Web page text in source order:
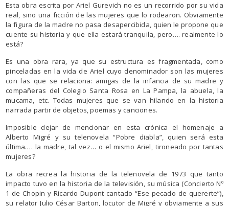
Esta obra escrita por Ariel Gurevich no es un recorrido por su vida
real, sino una ficción de las mujeres que lo rodearon. Obviamente
la figura de la madre no pasa desapercibida, quien le propone que
cuente su historia y que ella estará tranquila, pero…. realmente lo
está?
Es una obra rara, ya que su estructura es fragmentada, como
pinceladas en la vida de Ariel cuyo denominador son las mujeres
con las que se relaciona: amigas de la infancia de su madre y
compañeras del Colegio Santa Rosa en La Pampa, la abuela, la
mucama, etc. Todas mujeres que se van hilando en la historia
narrada partir de objetos, poemas y canciones.
Imposible dejar de mencionar en esta crónica el homenaje a
Alberto Migré y su telenovela “Pobre diabla”, quien será esta
última…. la madre, tal vez… o el mismo Ariel, tironeado por tantas
mujeres?
La obra recrea la historia de la telenovela de 1973 que tanto
impacto tuvo en la historia de la televisión, su música (Concierto Nº
1 de Chopin y Ricardo Dupont cantado “Ese pecado de quererte”),
su relator Julio César Barton, locutor de Migré y obviamente a sus